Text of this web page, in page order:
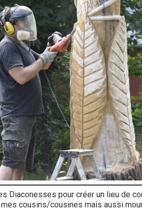
Diaconesses pour créer un lieu de
cousins/cousines mais aussi